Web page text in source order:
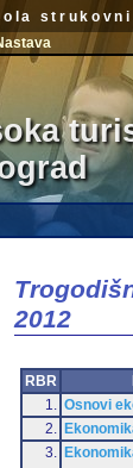
2012
RBR
1.
Osnovi
2.
3.